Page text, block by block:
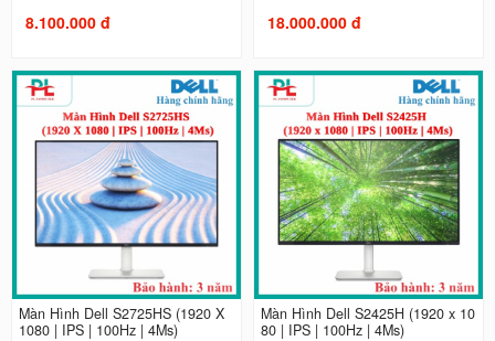
8.100.000 đ 18.000.000 đ
Màn Hình Dell S2725HS (1920 X
1080 | IPS | 100Hz | 4Ms)
Màn Hình Dell S2425H (1920 x 10
80 | IPS | 100Hz | 4Ms)